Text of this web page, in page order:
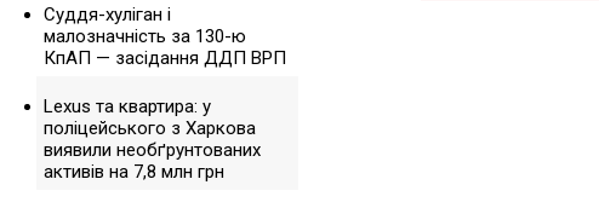
Суддя-хуліган і
малозначність за 130-ю
КпАП — засідання ДДП ВРП
Lexus та квартира: у
поліцейського з Харкова
виявили необґрунтованих
активів на 7,8 млн грн